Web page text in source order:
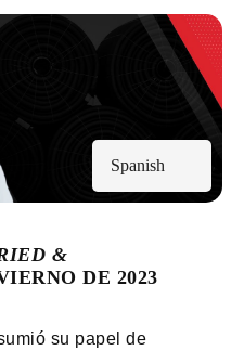
Spanish
&
DE 2023
su papel de